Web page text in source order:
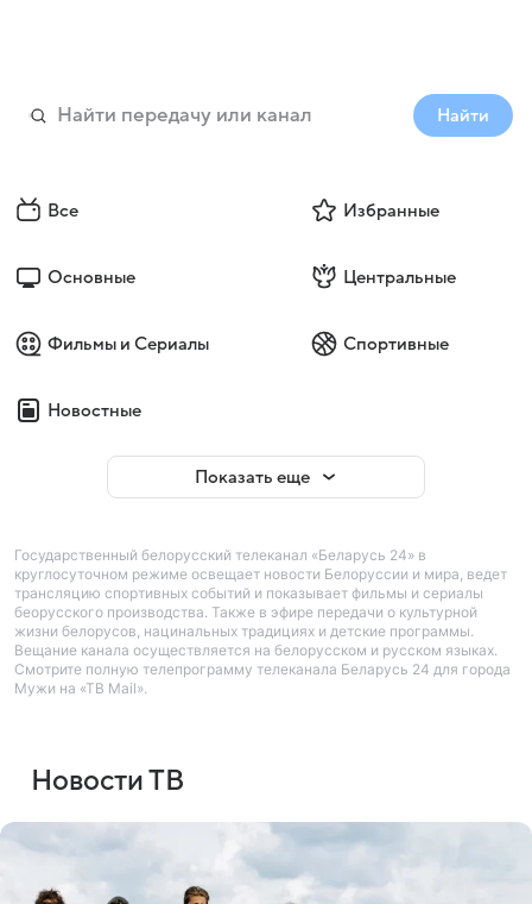
Найти
Все Избранные
Основные Центральные
Фильмы и Сериалы Спортивные
Новостные
Показать еще
Государственный белорусский телеканал «Беларусь 24» в
круглосуточном режиме освещает новости Белоруссии и мира, ведет
трансляцию спортивных событий и показывает фильмы и сериалы
беорусского производства. Также в эфире передачи о культурной
жизни белорусов, нацинальных традициях и детские программы.
Вещание канала осуществляется на белорусском и русском языках.
Смотрите полную телепрограмму телеканала Беларусь 24 для города
Мужи на «ТВ Mail».
Новости ТВ